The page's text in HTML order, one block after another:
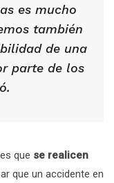
es mucho
también
de una
parte de los
que se realicen
que un accidente en